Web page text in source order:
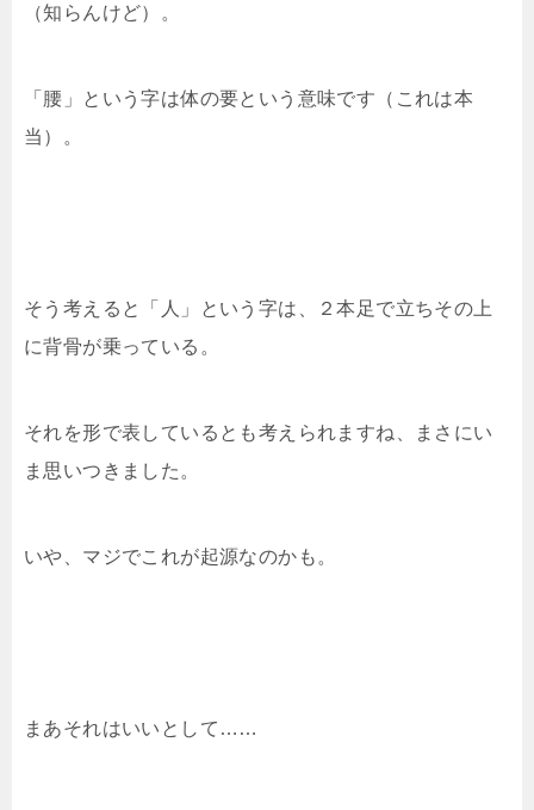
（知らんけど）。
「腰」という字は体の要という意味です（これは本
当）。
そう考えると「人」という字は、２本足で立ちその上
に背骨が乗っている。
それを形で表しているとも考えられますね、まさにい
ま思いつきました。
いや、マジでこれが起源なのかも。
まあそれはいいとして……